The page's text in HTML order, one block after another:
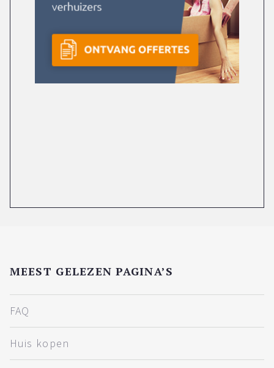
MEEST GELEZEN PAGINA’S
FAQ
Huis kopen